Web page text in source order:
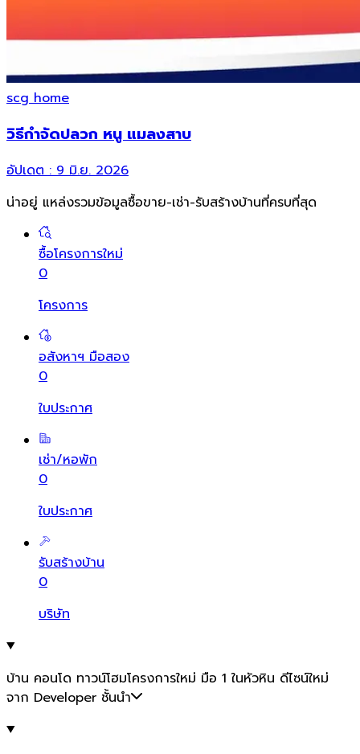
scg home
วิธีกำจัดปลวก หนู แมลงสาบ
อัปเดต : 9 มิ.ย. 2026
น่าอยู่ แหล่งรวมข้อมูลซื้อขาย-เช่า-รับสร้างบ้านที่ครบที่สุด
ซื้อโครงการใหม่
0
โครงการ
อสังหาฯ มือสอง
0
ใบประกาศ
เช่า/หอพัก
0
ใบประกาศ
รับสร้างบ้าน
0
บริษัท
บ้าน คอนโด ทาวน์โฮมโครงการใหม่ มือ 1 ในหัวหิน ดีไซน์ใหม่
จาก Developer ชั้นนำ